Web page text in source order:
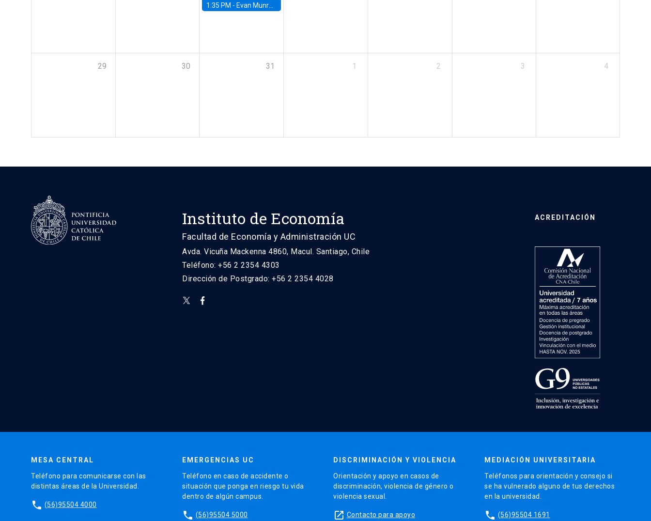
1:35 PM - Evan Munro, Neyman Visiting Assistant Professor in the Department of Statistics at UC Berkeley
29 30 31 1 2 3 4
Instituto de Economía
Facultad de Economía y Administración UC
Avda. Vicuña Mackenna 4860, Macul. Santiago, Chile
Teléfono: +56 2 2354 4303
Dirección de Postgrado: +56 2 2354 4028
ACREDITACIÓN
MESA CENTRAL
Teléfono para comunicarse con las
distintas áreas de la Universidad.
phone (56)95504 4000
EMERGENCIAS UC
Teléfono en caso de accidente o
situación que ponga en riesgo tu vida
dentro de algún campus.
phone (56)95504 5000
DISCRIMINACIÓN Y VIOLENCIA
Orientación y apoyo en casos de
discriminación, violencia de género o
violencia sexual.
launch Contacto para apoyo
MEDIACIÓN UNIVERSITARIA
Teléfonos para orientación y consejo si
se ha vulnerado alguno de tus derechos
en la universidad.
phone (56)95504 1691